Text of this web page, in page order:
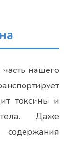
нашего
токсины и
тела. Даже
содержания